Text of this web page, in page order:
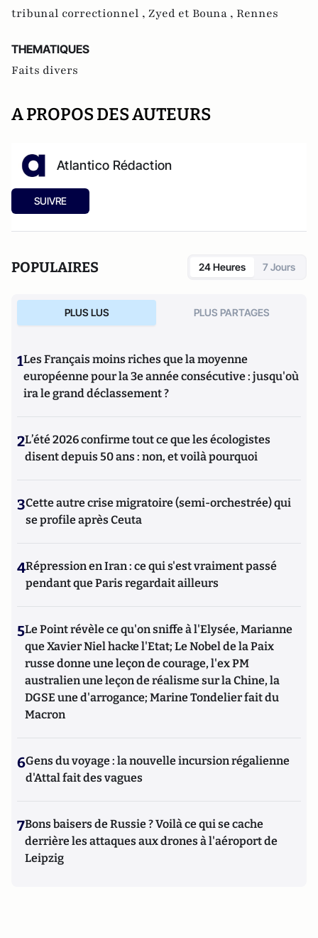
tribunal correctionnel , Zyed et Bouna , Rennes
THEMATIQUES
Faits divers
A PROPOS DES AUTEURS
Atlantico Rédaction
SUIVRE
POPULAIRES 24 Heures 7 Jours
PLUS LUS PLUS PARTAGES
1Les Français moins riches que la moyenne
européenne pour la 3e année consécutive : jusqu'où
ira le grand déclassement ?
2L’été 2026 confirme tout ce que les écologistes
disent depuis 50 ans : non, et voilà pourquoi
3Cette autre crise migratoire (semi-orchestrée) qui
se profile après Ceuta
4Répression en Iran : ce qui s'est vraiment passé
pendant que Paris regardait ailleurs
5Le Point révèle ce qu'on sniffe à l'Elysée, Marianne
que Xavier Niel hacke l'Etat; Le Nobel de la Paix
russe donne une leçon de courage, l'ex PM
australien une leçon de réalisme sur la Chine, la
DGSE une d'arrogance; Marine Tondelier fait du
Macron
6Gens du voyage : la nouvelle incursion régalienne
d'Attal fait des vagues
7Bons baisers de Russie ? Voilà ce qui se cache
derrière les attaques aux drones à l'aéroport de
Leipzig